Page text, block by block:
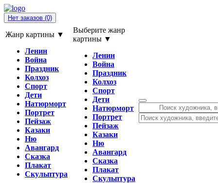
Нет заказов (0)
Жанр картины ▼
Ленин
Война
Праздник
Колхоз
Спорт
Дети
Натюрморт
Портрет
Пейзаж
Казаки
Ню
Авангард
Сказка
Плакат
Скульптура
Выберите жанр
картины ▼
Ленин
Война
Праздник
Колхоз
Спорт
Дети
Натюрморт
Портрет
Пейзаж
Казаки
Ню
Авангард
Сказка
Плакат
Скульптура